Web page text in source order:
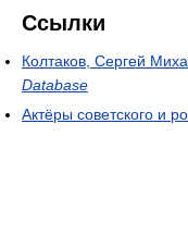
Ссылки
Колтаков, Сергей
Database
Актёры советского и